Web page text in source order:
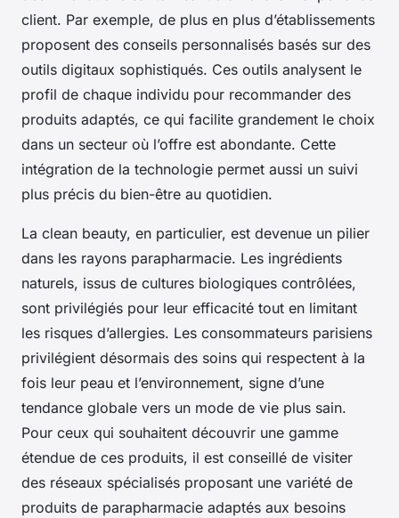
client. Par exemple, de plus en plus d’établissements
proposent des conseils personnalisés basés sur des
outils digitaux sophistiqués. Ces outils analysent le
profil de chaque individu pour recommander des
produits adaptés, ce qui facilite grandement le choix
dans un secteur où l’offre est abondante. Cette
intégration de la technologie permet aussi un suivi
plus précis du bien-être au quotidien.
La clean beauty, en particulier, est devenue un pilier
dans les rayons parapharmacie. Les ingrédients
naturels, issus de cultures biologiques contrôlées,
sont privilégiés pour leur efficacité tout en limitant
les risques d’allergies. Les consommateurs parisiens
privilégient désormais des soins qui respectent à la
fois leur peau et l’environnement, signe d’une
tendance globale vers un mode de vie plus sain.
Pour ceux qui souhaitent découvrir une gamme
étendue de ces produits, il est conseillé de visiter
des réseaux spécialisés proposant une variété de
produits de parapharmacie adaptés aux besoins